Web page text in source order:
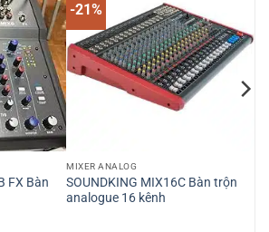
FX Bàn
-21%
MIXER ANALOG
SOUNDKING MIX16C Bàn trộn
analogue 16 kênh